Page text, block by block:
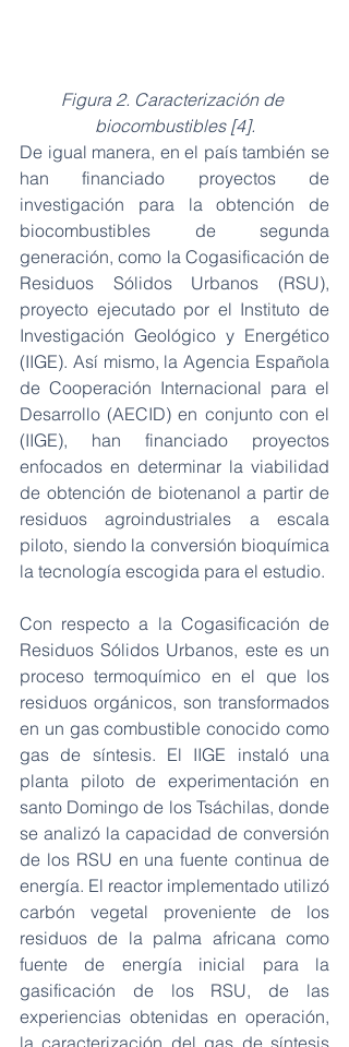
Figura 2. Caracterización de
biocombustibles [4].
De igual manera, en el país también se
han financiado proyectos de
investigación para la obtención de
biocombustibles de segunda
generación, como la Cogasificación de
Residuos Sólidos Urbanos (RSU),
proyecto ejecutado por el Instituto de
Investigación Geológico y Energético
(IIGE). Así mismo, la Agencia Española
de Cooperación Internacional para el
Desarrollo (AECID) en conjunto con el
(IIGE), han financiado proyectos
enfocados en determinar la viabilidad
de obtención de biotenanol a partir de
residuos agroindustriales a escala
piloto, siendo la conversión bioquímica
la tecnología escogida para el estudio.
Con respecto a la Cogasificación de
Residuos Sólidos Urbanos, este es un
proceso termoquímico en el que los
residuos orgánicos, son transformados
en un gas combustible conocido como
gas de síntesis. El IIGE instaló una
planta piloto de experimentación en
santo Domingo de los Tsáchilas, donde
se analizó la capacidad de conversión
de los RSU en una fuente continua de
energía. El reactor implementado utilizó
carbón vegetal proveniente de los
residuos de la palma africana como
fuente de energía inicial para la
gasificación de los RSU, de las
experiencias obtenidas en operación,
la caracterización del gas de síntesis